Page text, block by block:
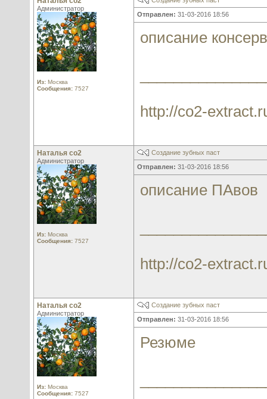
Администратор
Из: Москва
Сообщения: 7527
Отправлен: 31-03-2016 18:56
описание
http://co2-
Наталья со2
Администратор
Из: Москва
Сообщения: 7527
Создание зубных паст
Отправлен: 31-03-2016 18:56
описание ПАвов
http://co2-
Наталья со2
Администратор
Из: Москва
Сообщения: 7527
Создание зубных паст
Отправлен: 31-03-2016 18:56
Резюме